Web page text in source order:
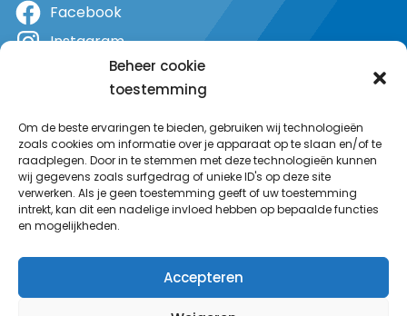
Beheer cookie
toestemming
Om de beste ervaringen te bieden, gebruiken wij technologieën
zoals cookies om informatie over je apparaat op te slaan en/of te
raadplegen. Door in te stemmen met deze technologieën kunnen
wij gegevens zoals surfgedrag of unieke ID's op deze site
verwerken. Als je geen toestemming geeft of uw toestemming
intrekt, kan dit een nadelige invloed hebben op bepaalde functies
en mogelijkheden.
Accepteren
Facebook
Instagram
YouTube